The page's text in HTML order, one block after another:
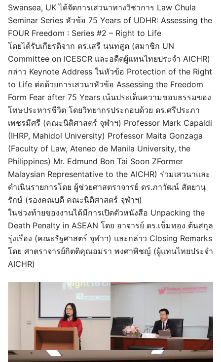
Swansea, UK ได้จัดการเสวนาทางวิชาการ Law Chula
Seminar Series หัวข้อ 75 Years of UDHR: Assessing the
FOUR Freedom : Series #2 – Right to Life
โดยได้รับเกียรติจาก ดร.เสรี นนทสูต (สมาชิก UN
Committee on ICESCR และอดีตผู้แทนไทยประจำ AICHR)
กล่าว Keynote Address ในหัวข้อ Protection of the Right
to Life ต่อด้วยการเสวนาหัวข้อ Assessing the Freedom
Form Fear after 75 Years เน้นประเด็นความชอบธรรมของ
โทษประหารชีวิต โดยวิทยากรประกอบด้วย ดร.ศรีประภา
เพชรมีศรี (คณะนิติศาสตร์ จุฬาฯ) Professor Mark Capaldi
(IHRP, Mahidol University) Professor Maita Gonzaga
(Faculty of Law, Ateneo de Manila University, the
Philippines) Mr. Edmund Bon Tai Soon ZFormer
Malaysian Representative to the AICHR) ร่วมเสวนาและ
ดำเนินรายการโดย ผู้ช่วยศาสตราจารย์ ดร.ภาวัฒน์ สัตยานุ
รักษ์ (รองคณบดี คณะนิติศาสตร์ จุฬาฯ)
ในช่วงท้ายของงานได้มีการเปิดตัวหนังสือ Unpacking the
Death Penalty in ASEAN โดย อาจารย์ ดร.เข็มทอง ต้นสกุล
รุ่งเรือง (คณะรัฐศาสตร์ จุฬาฯ) และกล่าว Closing Remarks
โดย ศาตราจารย์กิตติคุณอมรา พงศาพิชญ์ (ผู้แทนไทยประจำ
AICHR)